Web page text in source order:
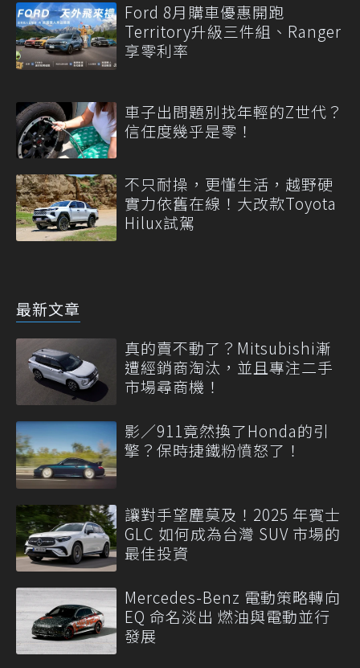
Ford 8月購車優惠開跑
Territory升級三件組、Ranger
享零利率
車子出問題別找年輕的Z世代？
信任度幾乎是零！
不只耐操，更懂生活，越野硬
實力依舊在線！大改款Toyota
Hilux試駕
最新文章
真的賣不動了？Mitsubishi漸
遭經銷商淘汰，並且專注二手
市場尋商機！
影／911竟然換了Honda的引
擎？保時捷鐵粉憤怒了！
讓對手望塵莫及！2025 年賓士
GLC 如何成為台灣 SUV 市場的
最佳投資
Mercedes-Benz 電動策略轉向
EQ 命名淡出 燃油與電動並行
發展